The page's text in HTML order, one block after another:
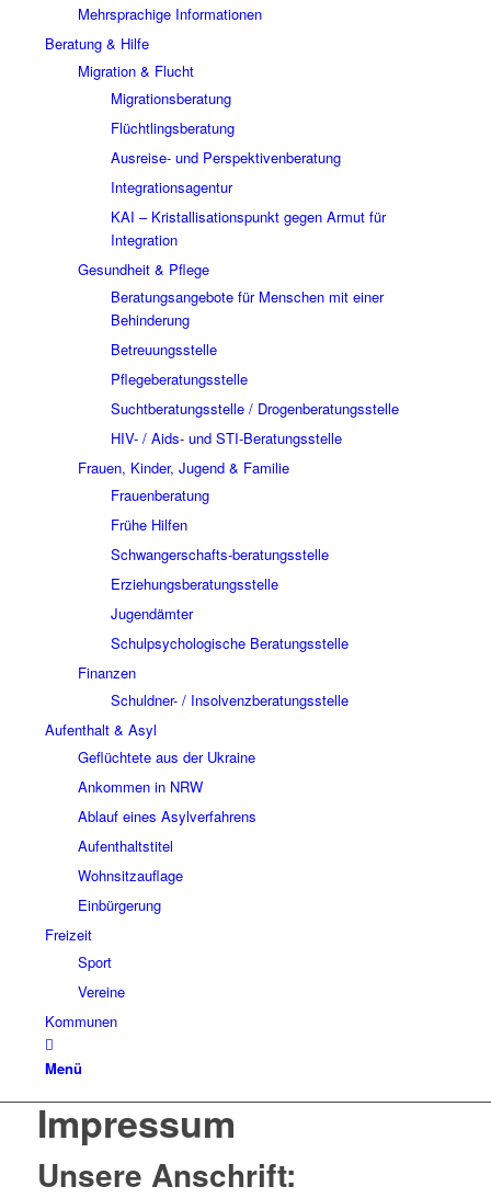
Mehrsprachige Informationen
Beratung & Hilfe
Migration & Flucht
Migrationsberatung
Flüchtlingsberatung
Ausreise- und Perspektivenberatung
Integrationsagentur
KAI – Kristallisationspunkt gegen Armut für
Integration
Gesundheit & Pflege
Beratungsangebote für Menschen mit einer
Behinderung
Betreuungsstelle
Pflegeberatungsstelle
Suchtberatungsstelle / Drogenberatungsstelle
HIV- / Aids- und STI-Beratungsstelle
Frauen, Kinder, Jugend & Familie
Frauenberatung
Frühe Hilfen
Schwangerschafts-beratungsstelle
Erziehungsberatungsstelle
Jugendämter
Schulpsychologische Beratungsstelle
Finanzen
Schuldner- / Insolvenzberatungsstelle
Aufenthalt & Asyl
Geflüchtete aus der Ukraine
Ankommen in NRW
Ablauf eines Asylverfahrens
Aufenthaltstitel
Wohnsitzauflage
Einbürgerung
Freizeit
Sport
Vereine
Kommunen
Menü
Impressum
Unsere Anschrift: